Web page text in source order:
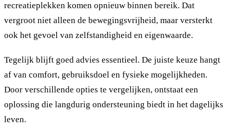
recreatieplekken komen opnieuw binnen bereik. Dat
vergroot niet alleen de bewegingsvrijheid, maar versterkt
ook het gevoel van zelfstandigheid en eigenwaarde.
Tegelijk blijft goed advies essentieel. De juiste keuze hangt
af van comfort, gebruiksdoel en fysieke mogelijkheden.
Door verschillende opties te vergelijken, ontstaat een
oplossing die langdurig ondersteuning biedt in het dagelijks
leven.